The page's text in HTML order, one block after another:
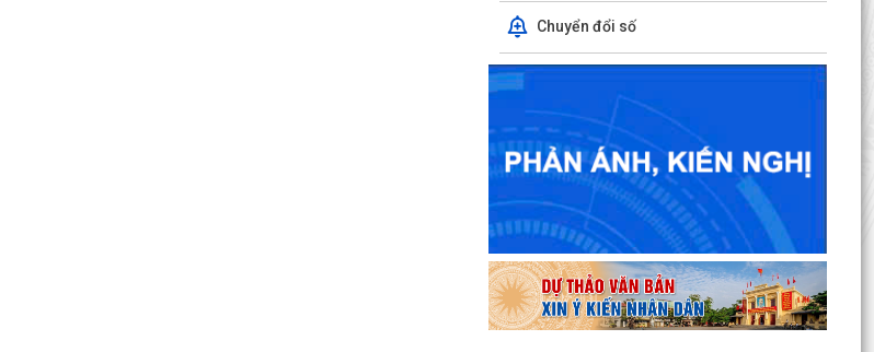
Chuyển đổi số
nghiệp
Rút ngắn thủ tục, gia tăng sức hút đầu tư
Đẩy mạnh cải cách hành chính trong lĩnh vực
văn hóa, thể thao và du lịch
Sở Nội vụ đối thoại với doanh nghiệp, tháo gỡ
nhiều vướng mắc về lao động, việc làm và cải
cách...
Cơ cấu, số lượng, chế độ đối với hiệu trưởng,
hiệu phó khi sắp xếp cơ sở giáo dục